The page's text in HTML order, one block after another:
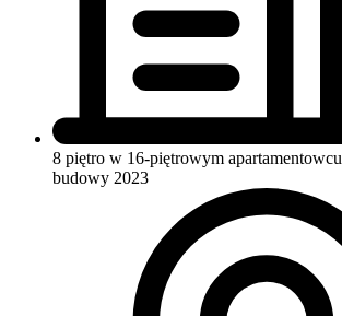
8 piętro w 16-piętrowym apartamentowcu
budowy 2023